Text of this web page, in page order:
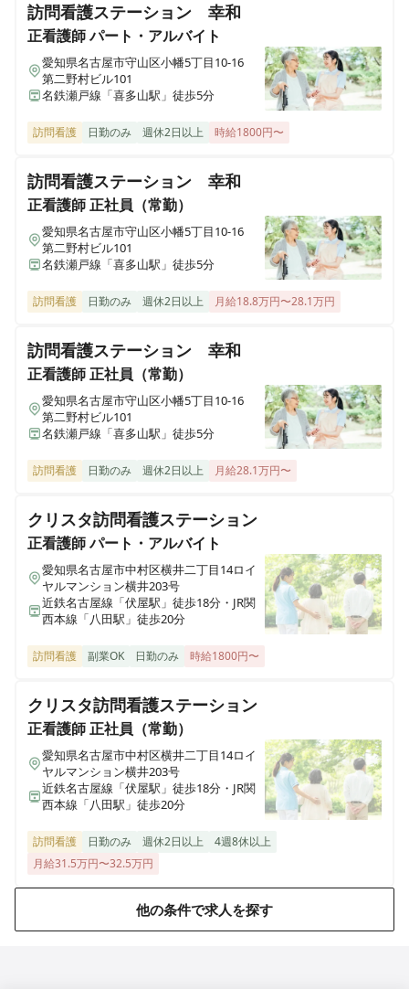
セントケア訪問看護ステーション藤枝
静岡県藤枝市青木3-8-1ソフィアビル１Ｆ
飯田庵原地域包括支援センター
ンです♪【高待遇！手当・福利厚生・休日充実！】
訪問看護ステーション 幸和
正看護師パート・アルバイト
愛知県名古屋市守山区小幡5丁目10-16
第二野村ビル101
名鉄瀬戸線「喜多山駅」徒歩5分
訪問看護 日勤のみ 週休2日以上 時給1800円〜
訪問看護ステーション 幸和
正看護師正社員（常勤）
愛知県名古屋市守山区小幡5丁目10-16
第二野村ビル101
名鉄瀬戸線「喜多山駅」徒歩5分
訪問看護 日勤のみ 週休2日以上 月給18.8万円〜28.1万円
訪問看護ステーション 幸和
正看護師正社員（常勤）
愛知県名古屋市守山区小幡5丁目10-16
第二野村ビル101
名鉄瀬戸線「喜多山駅」徒歩5分
訪問看護 日勤のみ 週休2日以上 月給28.1万円〜
クリスタ訪問看護ステーション
正看護師パート・アルバイト
愛知県名古屋市中村区横井二丁目14ロイ
ヤルマンション横井203号
近鉄名古屋線「伏屋駅」徒歩18分・JR関
西本線「八田駅」徒歩20分
訪問看護 副業OK 日勤のみ 時給1800円〜
クリスタ訪問看護ステーション
正看護師正社員（常勤）
愛知県名古屋市中村区横井二丁目14ロイ
ヤルマンション横井203号
近鉄名古屋線「伏屋駅」徒歩18分・JR関
西本線「八田駅」徒歩20分
訪問看護 日勤のみ 週休2日以上
4週8休以上
月給31.5万円〜32.5万円
他の条件で求人を探す